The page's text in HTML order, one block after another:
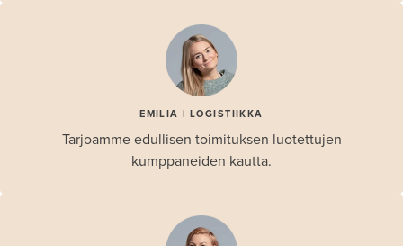
EMILIA | LOGISTIIKKA
Tarjoamme edullisen toimituksen luotettujen
kumppaneiden kautta.